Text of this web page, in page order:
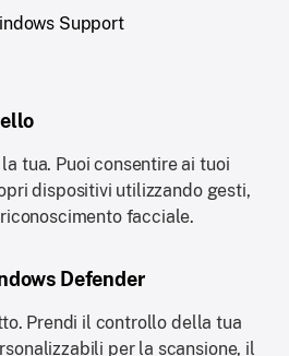
tua. Puoi consentire ai tuoi
dispositivi utilizzando gesti,
facciale.
Defender
Prendi il controllo della tua
per la scansione, il